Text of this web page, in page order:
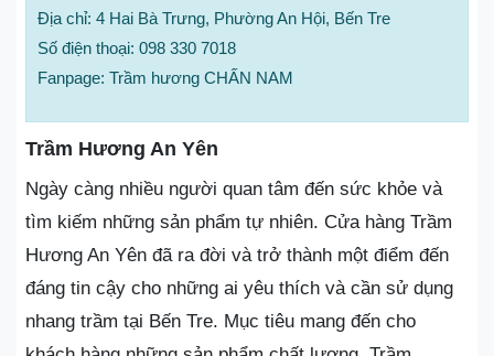
Địa chỉ: 4 Hai Bà Trưng, Phường An Hội, Bến Tre
Số điện thoại: 098 330 7018
Fanpage: Trầm hương CHẤN NAM
Trầm Hương An Yên
Ngày càng nhiều người quan tâm đến sức khỏe và
tìm kiếm những sản phẩm tự nhiên. Cửa hàng Trầm
Hương An Yên đã ra đời và trở thành một điểm đến
đáng tin cậy cho những ai yêu thích và cần sử dụng
nhang trầm tại Bến Tre. Mục tiêu mang đến cho